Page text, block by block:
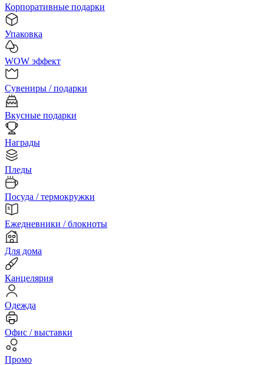
Корпоративные подарки
Упаковка
WOW эффект
Сувениры / подарки
Вкусные подарки
Награды
Пледы
Посуда / термокружки
Ежедневники / блокноты
Для дома
Канцелярия
Одежда
Офис / выставки
Промо